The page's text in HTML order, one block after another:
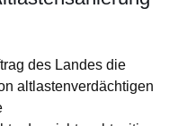
des Landes die
altlastenverdächtigen